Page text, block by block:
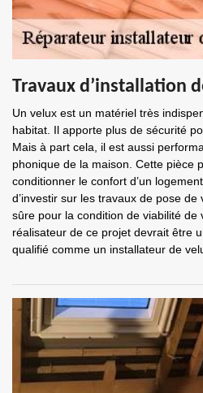
Travaux d’installation
Un velux est un matériel très
habitat. Il apporte plus de sécurité
Mais à part cela, il est aussi
phonique de la maison. Cette pièce
conditionner le confort d’un
d’investir sur les travaux de pose
sûre pour la condition de viabilité de
réalisateur de ce projet devrait être
qualifié comme un installateur de